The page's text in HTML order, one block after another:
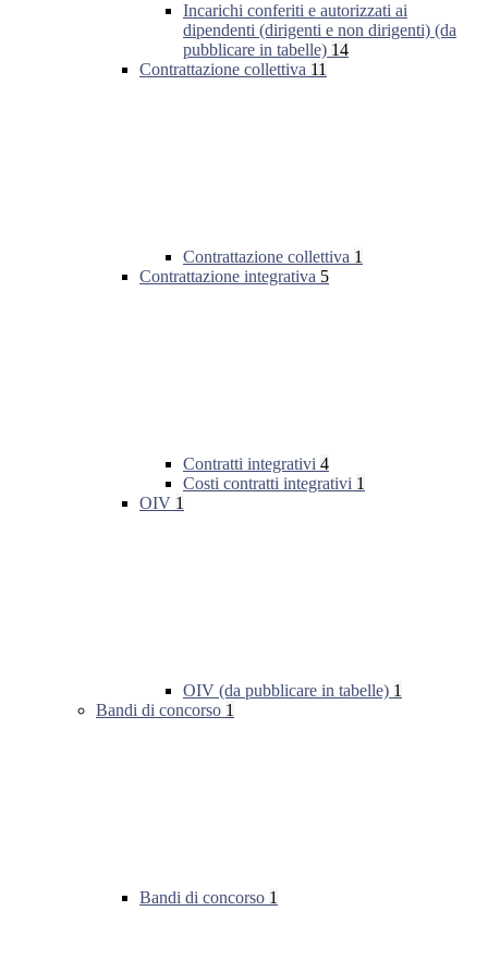
Incarichi conferiti e autorizzati ai
dipendenti (dirigenti e non dirigenti) (da
pubblicare in tabelle) 14
Contrattazione collettiva 11
Contrattazione collettiva 1
Contrattazione integrativa 5
Contratti integrativi 4
Costi contratti integrativi 1
OIV 1
OIV (da pubblicare in tabelle) 1
Bandi di concorso 1
Bandi di concorso 1